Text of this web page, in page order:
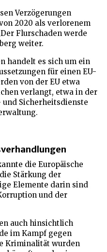
Verzögerungen
2020 als verlorenem
Flurschaden werde
weiter.
handelt es sich um ein
für einen EU-
von der EU etwa
verlangt, etwa in der
und Sicherheitsdienste
die Europäische
Stärkung der
Elemente darin sind
und der
auch hinsichtlich
im Kampf gegen
Kriminalität wurden